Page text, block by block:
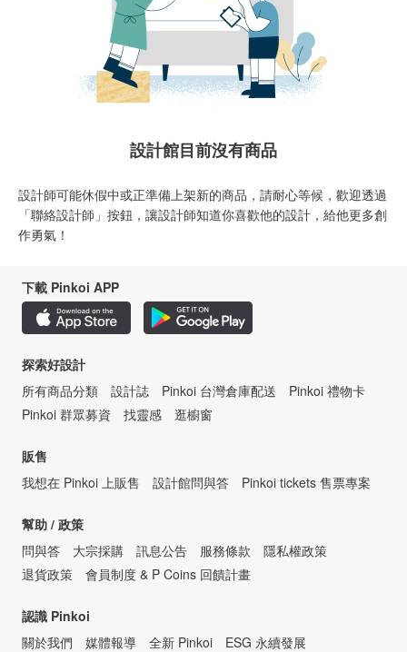
設計館目前沒有商品
設計師可能休假中或正準備上架新的商品，請耐心等候，歡迎透過
「聯絡設計師」按鈕，讓設計師知道你喜歡他的設計，給他更多創
作勇氣！
下載 Pinkoi APP
探索好設計
所有商品分類
設計誌 Pinkoi 台灣倉庫配送
Pinkoi 禮物卡
Pinkoi 群眾募資
找靈感 逛櫥窗
販售
我想在 Pinkoi 上販售
設計館問與答 Pinkoi tickets 售票專案
幫助 / 政策
問與答
大宗採購 訊息公告 服務條款
隱私權政策
退貨政策
會員制度 & P Coins 回饋計畫
認識 Pinkoi
關於我們
媒體報導 全新 Pinkoi
ESG 永續發展